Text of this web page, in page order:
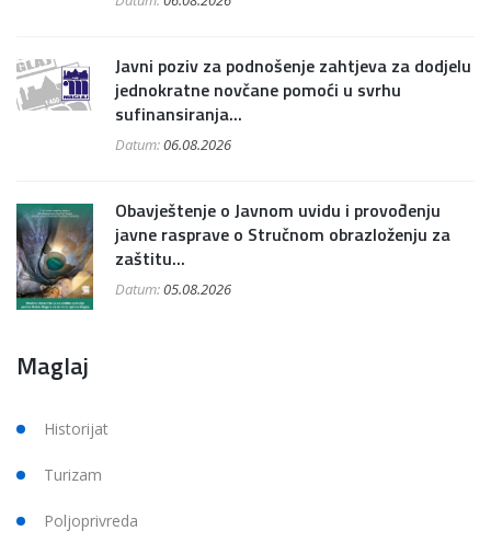
Javni poziv za podnošenje zahtjeva za dodjelu
jednokratne novčane pomoći u svrhu
sufinansiranja...
Datum:06.08.2026
Obavještenje o Javnom uvidu i provođenju
javne rasprave o Stručnom obrazloženju za
zaštitu...
Datum:05.08.2026
Maglaj
Historijat
Turizam
Poljoprivreda